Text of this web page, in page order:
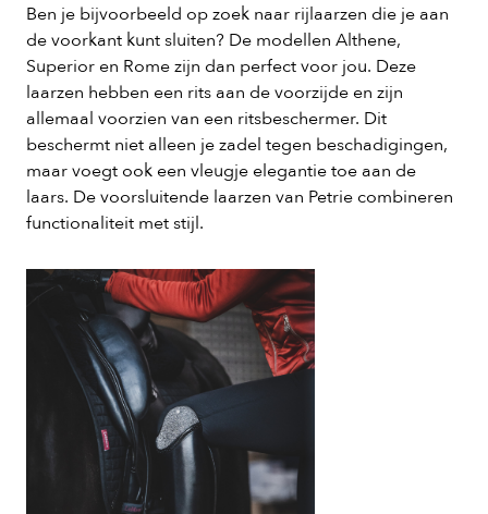
Ben je bijvoorbeeld op zoek naar rijlaarzen die je aan
de voorkant kunt sluiten? De modellen Althene,
Superior en Rome zijn dan perfect voor jou. Deze
laarzen hebben een rits aan de voorzijde en zijn
allemaal voorzien van een ritsbeschermer. Dit
beschermt niet alleen je zadel tegen beschadigingen,
maar voegt ook een vleugje elegantie toe aan de
laars. De voorsluitende laarzen van Petrie combineren
functionaliteit met stijl.